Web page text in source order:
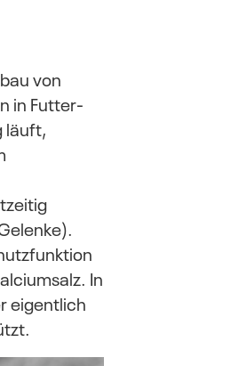
von
in Futter-
läuft,
In
eigentlich